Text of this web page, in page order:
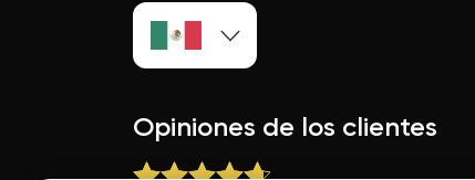
Opiniones de los clientes